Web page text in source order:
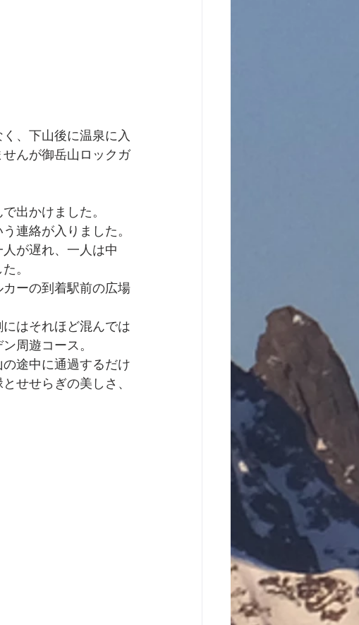
、下山後に温泉に入
んが御岳山ロックガ
出かけました。
連絡が入りました。
が遅れ、一人は中
。
ーの到着駅前の広場
はそれほど混んでは
周遊コース。
途中に通過するだけ
せせらぎの美しさ、